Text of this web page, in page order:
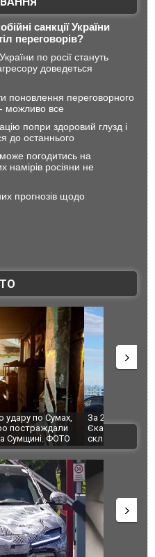
санкції України
переговорів?
по росії стануть
доведеться
поновлення переговорного
можливо все
попри здоровий глузд і
до останнього
погодитись на
намірів росіяни не
прогнозів щодо
з Україною: в
дронів загорівся
ВІДЕО
"Мої